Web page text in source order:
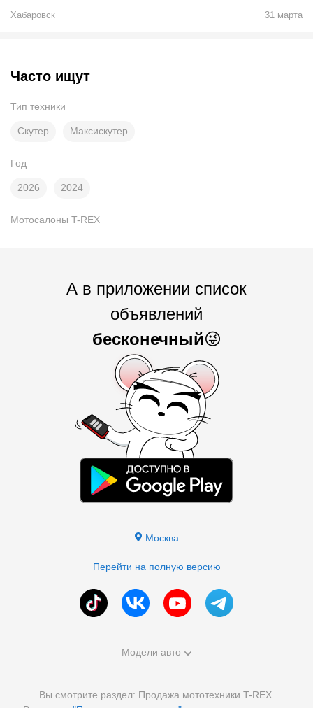
Хабаровск 31 марта
Часто ищут
Тип техники
Скутер Максискутер
Год
2026 2024
Мотосалоны T-REX
А в приложении список
объявлений
бесконечный😜
Москва
Перейти на полную версию
Модели авто
Вы смотрите раздел: Продажа мототехники T-REX.